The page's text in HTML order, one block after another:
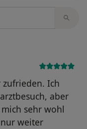
Ich
aber
sehr wohl
weiter